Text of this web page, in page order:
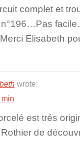
complet et
n°196…Pas
Elisabeth
wrote:
est trés
de